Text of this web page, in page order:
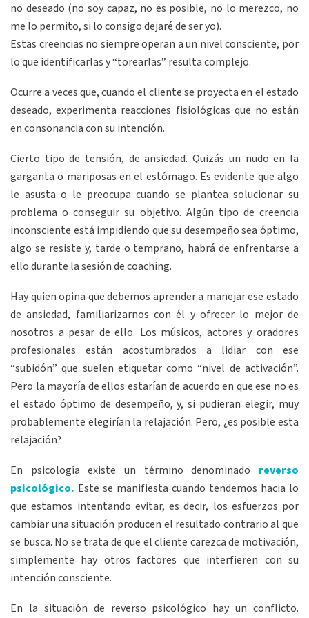
no deseado (no soy capaz, no es posible, no lo merezco, no
me lo permito, si lo consigo dejaré de ser yo).
Estas creencias no siempre operan a un nivel consciente, por
lo que identificarlas y “torearlas” resulta complejo.
Ocurre a veces que, cuando el cliente se proyecta en el estado
deseado, experimenta reacciones fisiológicas que no están
en consonancia con su intención.
Cierto tipo de tensión, de ansiedad. Quizás un nudo en la
garganta o mariposas en el estómago. Es evidente que algo
le asusta o le preocupa cuando se plantea solucionar su
problema o conseguir su objetivo. Algún tipo de creencia
inconsciente está impidiendo que su desempeño sea óptimo,
algo se resiste y, tarde o temprano, habrá de enfrentarse a
ello durante la sesión de coaching.
Hay quien opina que debemos aprender a manejar ese estado
de ansiedad, familiarizarnos con él y ofrecer lo mejor de
nosotros a pesar de ello. Los músicos, actores y oradores
profesionales están acostumbrados a lidiar con ese
“subidón” que suelen etiquetar como “nivel de activación”.
Pero la mayoría de ellos estarían de acuerdo en que ese no es
el estado óptimo de desempeño, y, si pudieran elegir, muy
probablemente elegirían la relajación. Pero, ¿es posible esta
relajación?
En psicología existe un término denominado reverso
psicológico. Este se manifiesta cuando tendemos hacia lo
que estamos intentando evitar, es decir, los esfuerzos por
cambiar una situación producen el resultado contrario al que
se busca. No se trata de que el cliente carezca de motivación,
simplemente hay otros factores que interfieren con su
intención consciente.
En la situación de reverso psicológico hay un conflicto.